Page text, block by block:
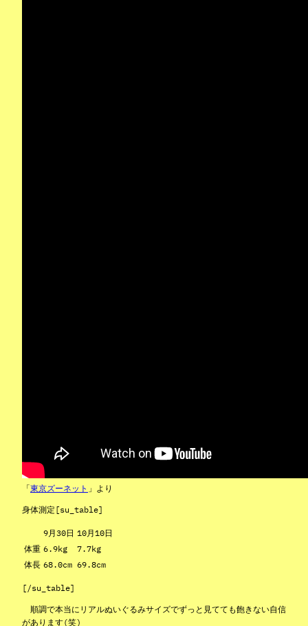
「東京ズーネット 」より
身体測定[su_table]
9月30日 10月10日
体重 6.9kg
7.7kg
体長 68.0cm 69.8cm
[/su_table]
順調で本当にリアルぬいぐるみサイズでずっと見てても飽きない自信
があります(笑)